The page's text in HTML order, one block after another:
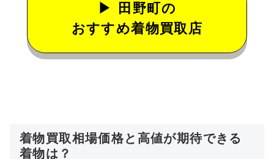
田野町の
おすすめ着物買取店
着物買取相場価格と高値が期待できる
着物は？